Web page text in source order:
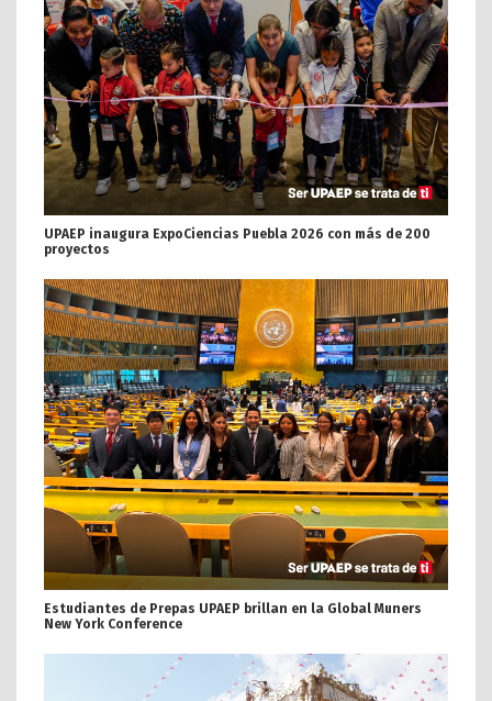
UPAEP inaugura ExpoCiencias Puebla 2026 con más de 200
proyectos
Estudiantes de Prepas UPAEP brillan en la Global Muners
New York Conference